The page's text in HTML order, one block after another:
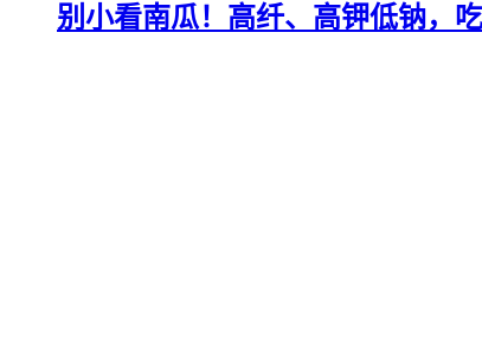
别小看南瓜！高纤、高钾低钠，